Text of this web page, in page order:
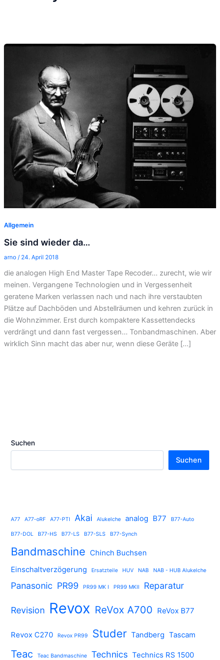
Allgemein
Sie sind wieder da…
arno / 24. April 2018
die analogen High End Master Tape Recoder… zurecht, wie wir
meinen. Vergangene Technologien und in Vergessenheit
geratene Marken verlassen nach und nach ihre verstaubten
Plätze auf Dachböden und Abstellräumen und kehren zurück in
die Wohnzimmer. Erst durch kompaktere Kassettendecks
verdrängt und dann fast vergessen… Tonbandmaschinen. Aber
wirklich Sinn macht das aber nur, wenn diese Geräte […]
Suchen
Suchen
A77 A77-oRF A77-PTI Akai Alukelche analog B77 B77-Auto
B77-DOL B77-HS B77-LS B77-SLS B77-Synch
Bandmaschine Chinch Buchsen
Einschaltverzögerung
Ersatzteile HUV NAB NAB - HUB Alukelche
Panasonic PR99 PR99 MK I PR99 MKII Reparatur
Revision Revox ReVox A700 ReVox B77
Revox C270 Revox PR99 Studer Tandberg Tascam
Teac Teac Bandmaschine Technics Technics RS 1500